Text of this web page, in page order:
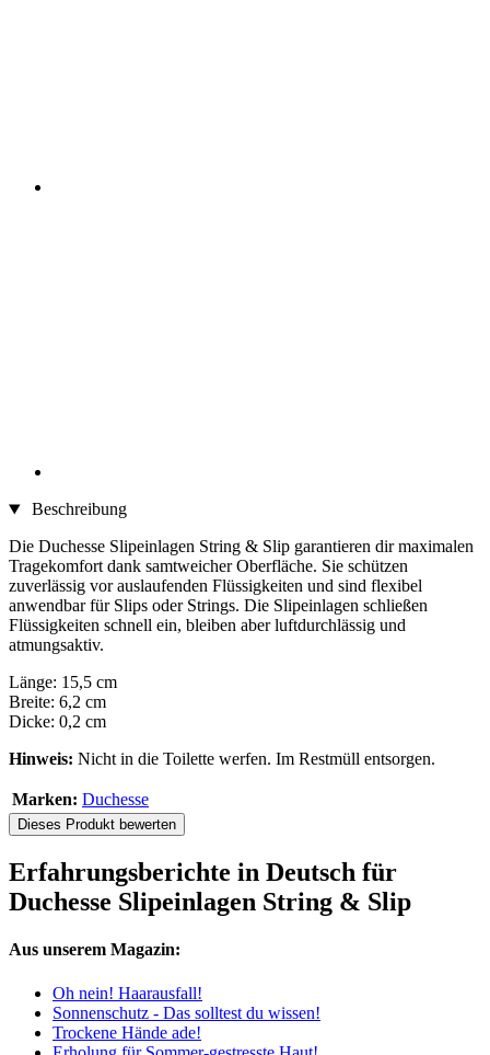
Beschreibung
Die Duchesse Slipeinlagen String & Slip garantieren dir maximalen
Tragekomfort dank samtweicher Oberfläche. Sie schützen
zuverlässig vor auslaufenden Flüssigkeiten und sind flexibel
anwendbar für Slips oder Strings. Die Slipeinlagen schließen
Flüssigkeiten schnell ein, bleiben aber luftdurchlässig und
atmungsaktiv.
Länge: 15,5 cm
Breite: 6,2 cm
Dicke: 0,2 cm
Hinweis: Nicht in die Toilette werfen. Im Restmüll entsorgen.
Marken: Duchesse
Dieses Produkt bewerten
Erfahrungsberichte in Deutsch für
Duchesse Slipeinlagen String & Slip
Aus unserem Magazin:
Oh nein! Haarausfall!
Sonnenschutz - Das solltest du wissen!
Trockene Hände ade!